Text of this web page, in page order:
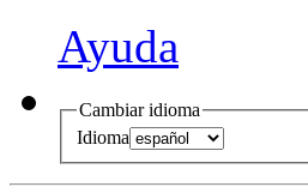
Ayuda
Cambiar idioma
Idioma